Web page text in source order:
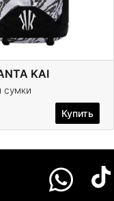
KAI
сумки
Купить